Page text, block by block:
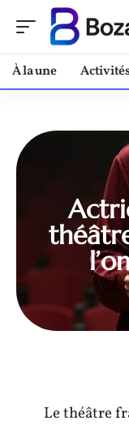
À la une
Le théâtre